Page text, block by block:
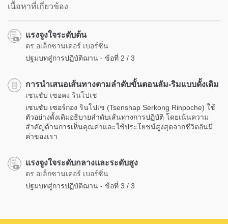
เนื้อหาที่เกี่ยวข้อง
แรงจูงใจระดับต้น
ดร.อเล็กซานเดอร์ เบอร์ซิ่น
ปฐมบทสู่การปฏิบัติฌาน - ข้อที่ 2 / 3
การนำเสนอเส้นทางตามลำดับขั้นตอนลัม-ริมแบบดั้งเดิม
เซนชับ เซอคง รินโปเช
เซนซับ เซอร์กอง รินโปเช (Tsenshap Serkong Rinpoche) ใช้
ตัวอย่างดั้งเดิมอธิบายลำดับเส้นทางการปฏิบัติ โดยเน้นความ
สำคัญด้านการเห็นคุณค่าและใช้ประโยชน์สูงสุดจากชีวิตอันมี
ค่าของเรา
แรงจูงใจระดับกลางและระดับสูง
ดร.อเล็กซานเดอร์ เบอร์ซิ่น
ปฐมบทสู่การปฏิบัติฌาน - ข้อที่ 3 / 3